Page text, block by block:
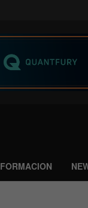
FORMACION